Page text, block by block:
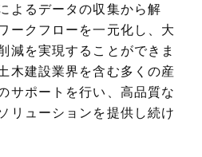
よるデータの収集から解
ークフローを一元化し、大
減を実現することができま
木建設業界を含む多くの産
サポートを行い、高品質な
リューションを提供し続け